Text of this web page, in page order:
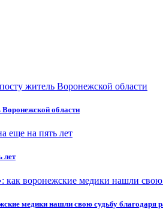
области
лет
медики нашли свою судьбу благодаря